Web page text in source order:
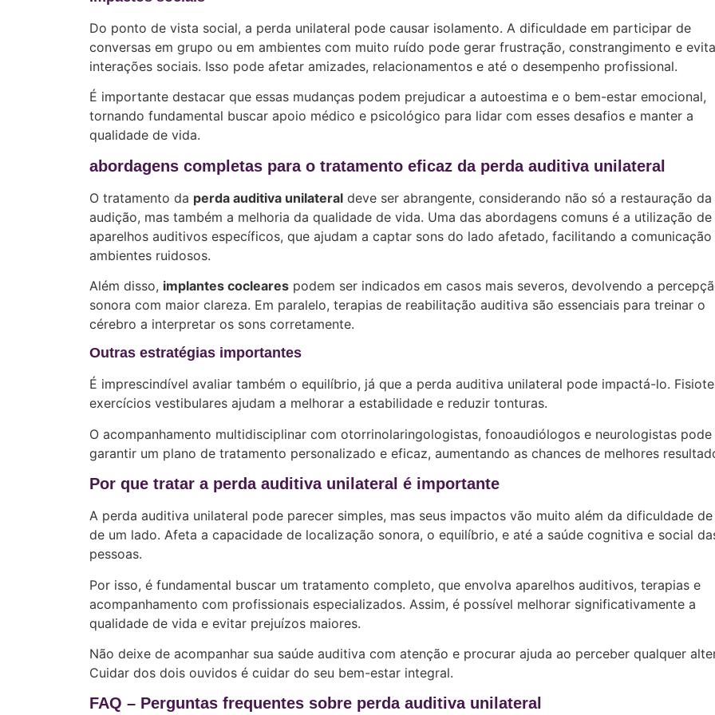
Do ponto de vista social, a perda unilateral pode causar isolamento. A dificuldade em participar de
conversas em grupo ou em ambientes com muito ruído pode gerar frustração, constrangimento e
interações sociais. Isso pode afetar amizades, relacionamentos e até o desempenho profissional.
É importante destacar que essas mudanças podem prejudicar a autoestima e o bem-estar emocional,
tornando fundamental buscar apoio médico e psicológico para lidar com esses desafios e manter a
qualidade de vida.
abordagens completas para o tratamento eficaz da perda auditiva unilateral
O tratamento da perda auditiva unilateral deve ser abrangente, considerando não só a restauração da
audição, mas também a melhoria da qualidade de vida. Uma das abordagens comuns é a utilização de
aparelhos auditivos específicos, que ajudam a captar sons do lado afetado, facilitando a comunicação
ambientes ruidosos.
Além disso, implantes cocleares podem ser indicados em casos mais severos, devolvendo a
sonora com maior clareza. Em paralelo, terapias de reabilitação auditiva são essenciais para treinar o
cérebro a interpretar os sons corretamente.
Outras estratégias importantes
É imprescindível avaliar também o equilíbrio, já que a perda auditiva unilateral pode impactá-lo.
exercícios vestibulares ajudam a melhorar a estabilidade e reduzir tonturas.
O acompanhamento multidisciplinar com otorrinolaringologistas, fonoaudiólogos e neurologistas pode
garantir um plano de tratamento personalizado e eficaz, aumentando as chances de melhores
Por que tratar a perda auditiva unilateral é importante
A perda auditiva unilateral pode parecer simples, mas seus impactos vão muito além da dificuldade
de um lado. Afeta a capacidade de localização sonora, o equilíbrio, e até a saúde cognitiva e social
pessoas.
Por isso, é fundamental buscar um tratamento completo, que envolva aparelhos auditivos, terapias e
acompanhamento com profissionais especializados. Assim, é possível melhorar significativamente a
qualidade de vida e evitar prejuízos maiores.
Não deixe de acompanhar sua saúde auditiva com atenção e procurar ajuda ao perceber qualquer
Cuidar dos dois ouvidos é cuidar do seu bem-estar integral.
FAQ – Perguntas frequentes sobre perda auditiva unilateral